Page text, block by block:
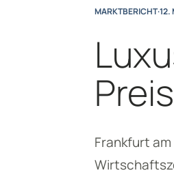
MARKTBERICHT·12.
Frankfurt